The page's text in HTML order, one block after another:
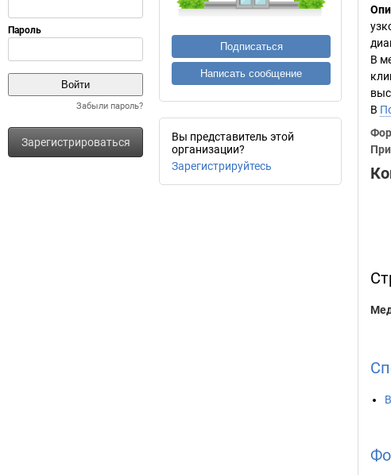
Забыли пароль?
Зарегистрироваться
Подписаться
Написать сообщение
Вы представитель этой
организации?
Зарегистрируйтесь
В
В